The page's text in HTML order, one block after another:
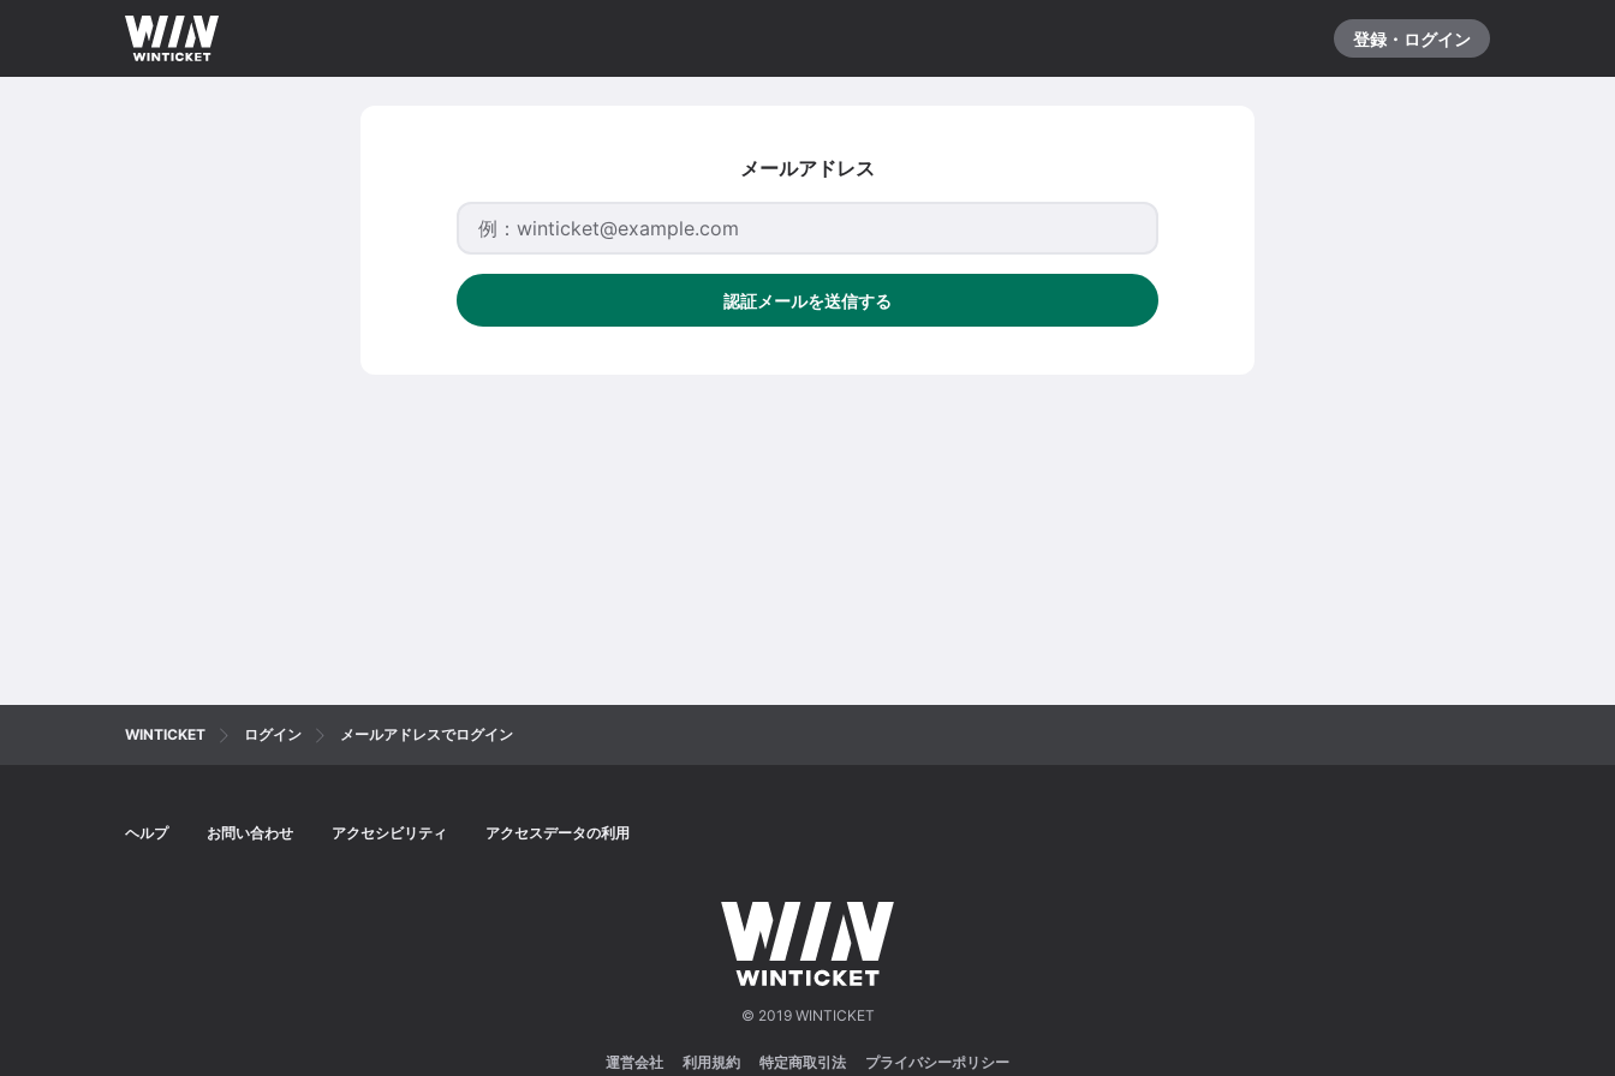
登録・ログイン
メールアドレス
認証メールを送信する
WINTICKET ログイン メールアドレスでログイン
ヘルプ お問い合わせ アクセシビリティ アクセスデータの利用
© 2019 WINTICKET
運営会社 利用規約 特定商取引法 プライバシーポリシー